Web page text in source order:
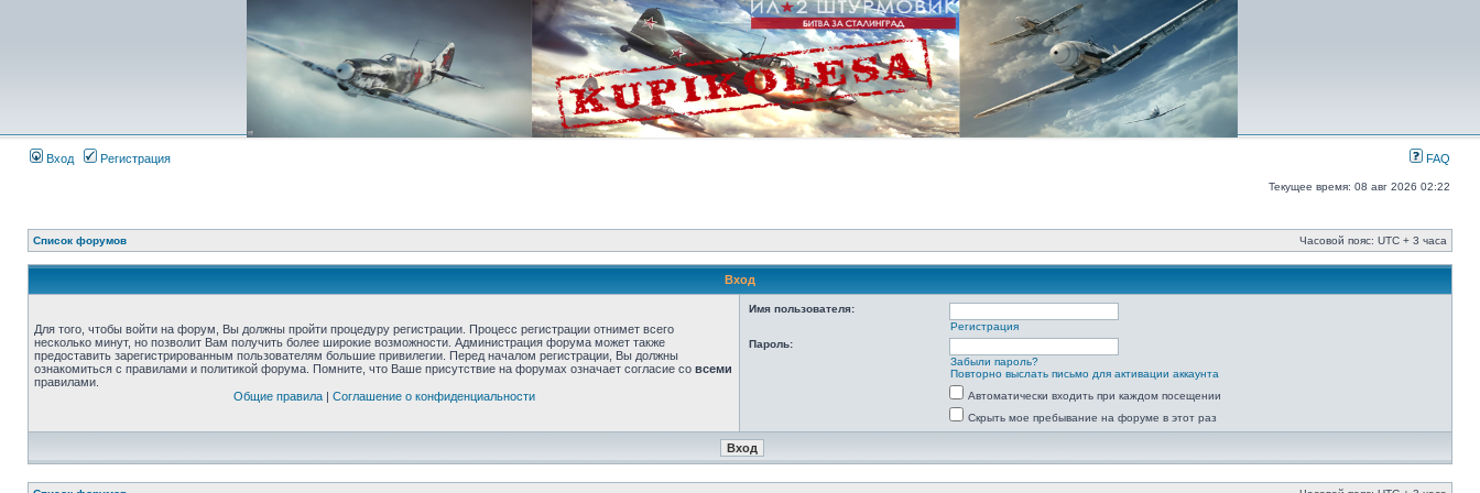
Вход Регистрация FAQ
Текущее время: 08 авг 2026 02:22
Список форумов Часовой пояс: UTC + 3 часа
Вход
Для того, чтобы войти на форум, Вы должны пройти процедуру регистрации. Процесс регистрации отнимет всего
несколько минут, но позволит Вам получить более широкие возможности. Администрация форума может также
предоставить зарегистрированным пользователям большие привилегии. Перед началом регистрации, Вы должны
ознакомиться с правилами и политикой форума. Помните, что Ваше присутствие на форумах означает согласие со всеми
правилами.
Общие правила| Соглашение о конфиденциальности
Имя пользователя:
Регистрация
Пароль:
Забыли пароль?
Повторно выслать письмо для активации аккаунта
Автоматически входить при каждом посещении
Скрыть мое пребывание на форуме в этот раз